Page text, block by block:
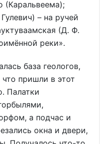
(Каральвеема);
– на ручей
(Д. Ф.
реки».
база геологов,
пришли в этот
Палатки
а подчас и
окна и двери,